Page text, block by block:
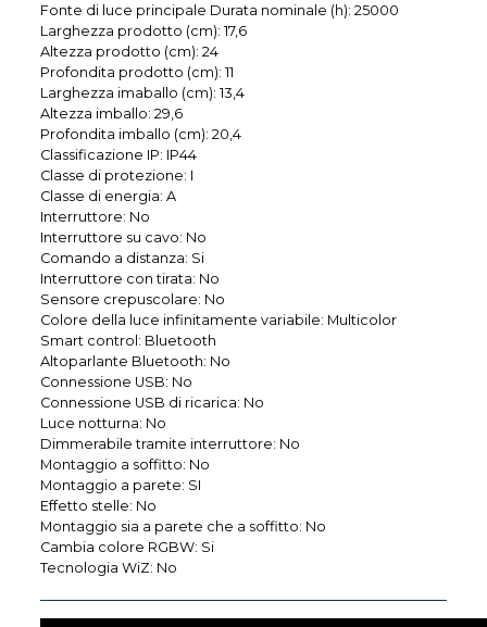
Fonte di luce principale Durata nominale (h): 25000
Larghezza prodotto (cm): 17,6
Altezza prodotto (cm): 24
Profondita prodotto (cm): 11
Larghezza imaballo (cm): 13,4
Altezza imballo: 29,6
Profondita imballo (cm): 20,4
Classificazione IP: IP44
Classe di protezione: I
Classe di energia: A
Interruttore: No
Interruttore su cavo: No
Comando a distanza: Si
Interruttore con tirata: No
Sensore crepuscolare: No
Colore della luce infinitamente variabile: Multicolor
Smart control: Bluetooth
Altoparlante Bluetooth: No
Connessione USB: No
Connessione USB di ricarica: No
Luce notturna: No
Dimmerabile tramite interruttore: No
Montaggio a soffitto: No
Montaggio a parete: SI
Effetto stelle: No
Montaggio sia a parete che a soffitto: No
Cambia colore RGBW: Si
Tecnologia WiZ: No